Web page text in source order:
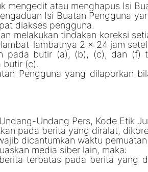
mengedit atau menghapus Isi
Isi Buatan Pengguna
diakses pengguna.
melakukan tindakan koreksi
lambatnya 2 x 24 jam
pada butir (a), (b), (c), dan
butir (c).
Pengguna yang dilaporkan
Undang Pers, Kode Etik
pada berita yang diralat,
dicantumkan waktu
media siber lain, maka:
terbatas pada berita